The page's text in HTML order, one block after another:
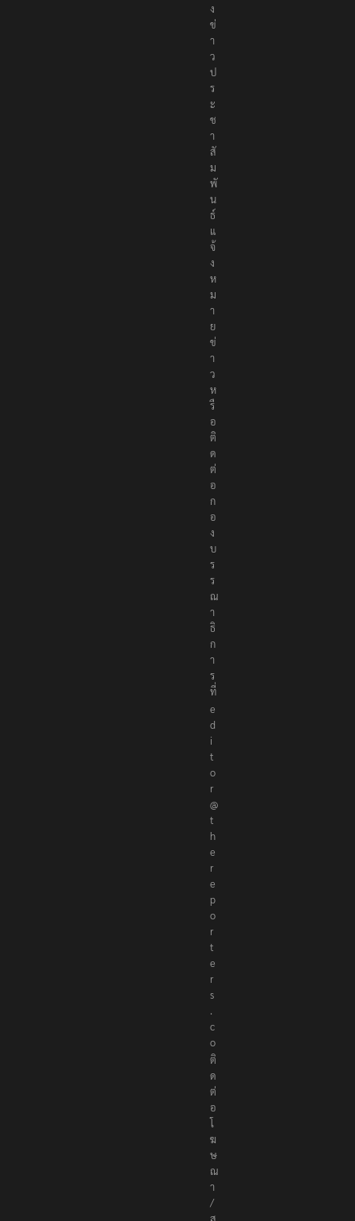
ง
ข่
า
ว
ป
ร
ะ
ช
า
สั
ม
พั
น
ธ์
แ
จ้
ง
ห
ม
า
ย
ข่
า
ว
ห
รื
อ
ติ
ด
ต่
อ
ก
อ
ง
บ
ร
ร
ณ
า
ธิ
ก
า
ร
ที่
e
d
i
t
o
r
@
t
h
e
r
e
p
o
r
t
e
r
s
.
c
o
ติ
ด
ต่
อ
โ
ฆ
ษ
ณ
า
/